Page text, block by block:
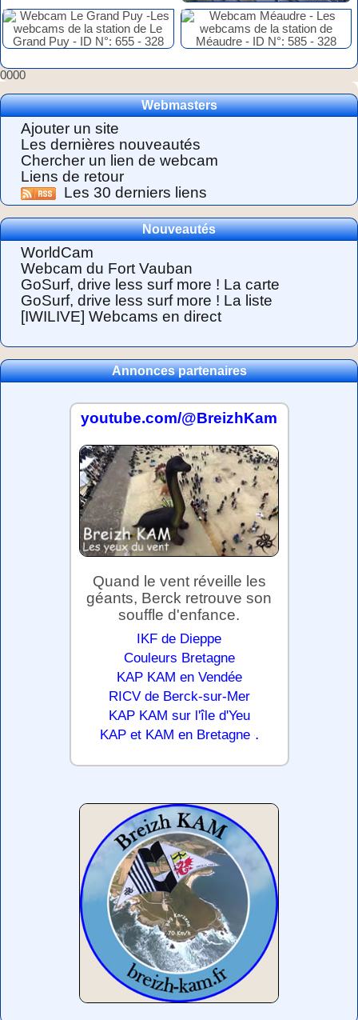
0000
Webmasters
Ajouter un site
Les dernières nouveautés
Chercher un lien de webcam
Liens de retour
Les 30 derniers liens
Nouveautés
WorldCam
Webcam du Fort Vauban
GoSurf, drive less surf more ! La carte
GoSurf, drive less surf more ! La liste
[IWILIVE] Webcams en direct
Annonces partenaires
youtube.com/@BreizhKam
Quand le vent réveille les
géants, Berck retrouve son
souffle d'enfance.
IKF de Dieppe
Couleurs Bretagne
KAP KAM en Vendée
RICV de Berck-sur-Mer
KAP KAM sur l'île d'Yeu
KAP et KAM en Bretagne .